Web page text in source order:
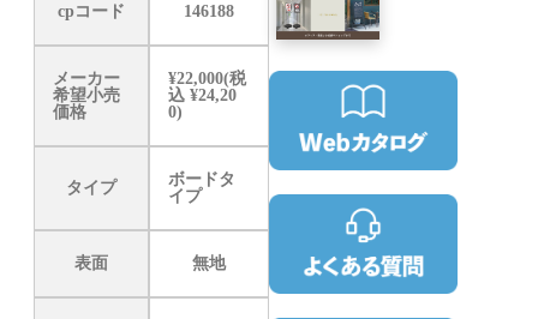
cpコード 146188
メーカー
希望小売
価格
¥22,000(税
込 ¥24,20
0)
タイプ
ボードタ
イプ
表面 無地